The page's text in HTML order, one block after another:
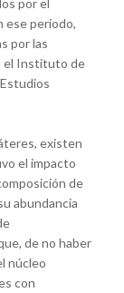
por el
ese periodo,
por las
el Instituto de
existen
el impacto
de
abundancia
de no haber
núcleo
con